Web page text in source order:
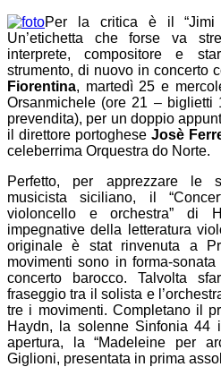
Per la critica è il “Jimi
Un’etichetta che forse va
interprete, compositore e
strumento, di nuovo in concerto
Fiorentina, martedì 25 e
Orsanmichele (ore 21 – biglietti
prevendita), per un doppio
il direttore portoghese Josè
celeberrima Orquestra do Norte.
Perfetto, per apprezzare le
musicista siciliano, il
violoncello e orchestra” di
impegnative della letteratura
originale è stat rinvenuta a
movimenti sono in forma-
concerto barocco. Talvolta
fraseggio tra il solista e
tre i movimenti. Completano il
Haydn, la solenne Sinfonia 44
apertura, la “Madeleine per
Giglioni, presentata in prima